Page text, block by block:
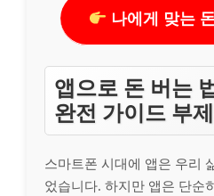
나에게 맞는
앱으로 돈 버는
완전 가이드 부
스마트폰 시대에 앱은 우리
었습니다. 하지만 앱은 단순